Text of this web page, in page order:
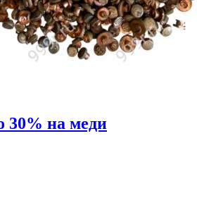
30% на меди